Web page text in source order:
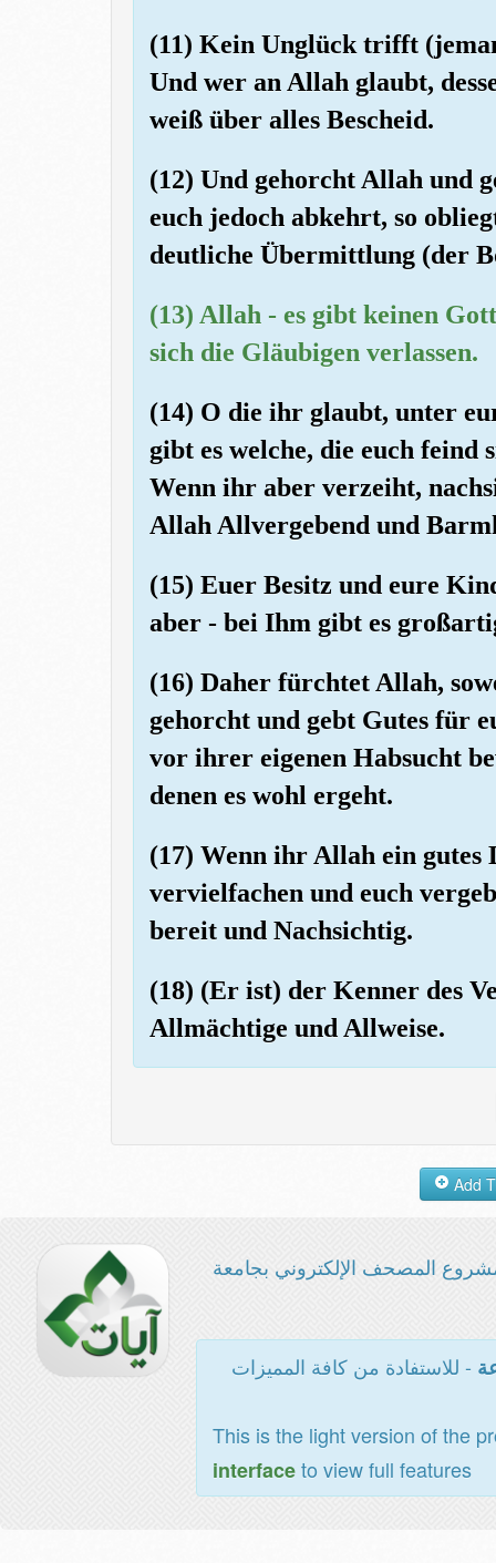
(11) Kein Unglück trifft
Und wer an Allah glaubt,
weiß über alles Bescheid.
(12) Und gehorcht Allah und
euch jedoch abkehrt, so
deutliche Übermittlung (der
(13) Allah - es gibt keinen
sich die Gläubigen verlassen.
(14) O die ihr glaubt, unter
gibt es welche, die euch feind
Wenn ihr aber verzeiht,
Allah Allvergebend und
(15) Euer Besitz und eure
aber - bei Ihm gibt es
(16) Daher fürchtet Allah,
gehorcht und gebt Gutes für
vor ihrer eigenen Habsucht
denen es wohl ergeht.
(17) Wenn ihr Allah ein gutes
vervielfachen und euch
bereit und Nachsichtig.
(18) (Er ist) der Kenner des
Allmächtige und Allweise.
المصحف الإلكتروني بجامعة
- للاستفادة من كافة المميزات
This is the light version of the
interfaceto view full features